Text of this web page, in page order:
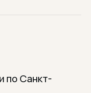
по Санкт-